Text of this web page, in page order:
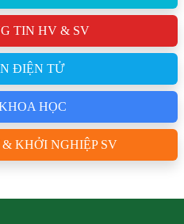
TIN HV & SV
ĐIỆN TỬ
HỌC
KHỞI NGHIỆP SV